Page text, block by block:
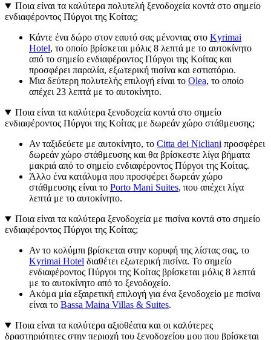
Ποια είναι τα καλύτερα πολυτελή ξενοδοχεία κοντά στο σημείο
ενδιαφέροντος Πύργοι της Κοίτας;
Κάντε ένα δώρο στον εαυτό σας μένοντας στο Kyrimai
Hotel, το οποίο βρίσκεται μόλις 8 λεπτά με το αυτοκίνητο
από το σημείο ενδιαφέροντος Πύργοι της Κοίτας και
προσφέρει παραλία, εξωτερική πισίνα και εστιατόριο.
Μια δεύτερη πολυτελής επιλογή είναι το Olea, το οποίο
απέχει 23 λεπτά με το αυτοκίνητο.
Ποια είναι τα καλύτερα ξενοδοχεία κοντά στο σημείο
ενδιαφέροντος Πύργοι της Κοίτας με δωρεάν χώρο στάθμευσης;
Αν ταξιδεύετε με αυτοκίνητο, το Citta dei Nicliani προσφέρει
δωρεάν χώρο στάθμευσης και θα βρίσκεστε λίγα βήματα
μακριά από το σημείο ενδιαφέροντος Πύργοι της Κοίτας.
Άλλο ένα κατάλυμα που προσφέρει δωρεάν χώρο
στάθμευσης είναι το Porto Mani Suites, που απέχει λίγα
λεπτά με το αυτοκίνητο.
Ποια είναι τα καλύτερα ξενοδοχεία με πισίνα κοντά στο σημείο
ενδιαφέροντος Πύργοι της Κοίτας;
Αν το κολύμπι βρίσκεται στην κορυφή της λίστας σας, το
Kyrimai Hotel διαθέτει εξωτερική πισίνα. Το σημείο
ενδιαφέροντος Πύργοι της Κοίτας βρίσκεται μόλις 8 λεπτά
με το αυτοκίνητο από το ξενοδοχείο.
Ακόμα μία εξαιρετική επιλογή για ένα ξενοδοχείο με πισίνα
είναι το Bassa Maina Villas & Suites.
Ποια είναι τα καλύτερα αξιοθέατα και οι καλύτερες
δραστηριότητες στην περιοχή του ξενοδοχείου μου που βρίσκεται